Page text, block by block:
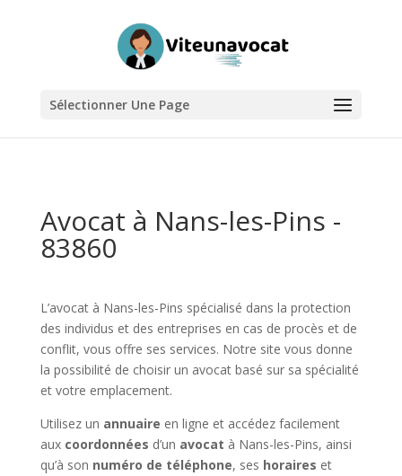
Sélectionner Une Page
Avocat à Nans-les-Pins -
83860
L’avocat à Nans-les-Pins spécialisé dans la protection
des individus et des entreprises en cas de procès et de
conflit, vous offre ses services. Notre site vous donne
la possibilité de choisir un avocat basé sur sa spécialité
et votre emplacement.
Utilisez un annuaire en ligne et accédez facilement
aux coordonnées d’un avocat à Nans-les-Pins, ainsi
qu’à son numéro de téléphone, ses horaires et